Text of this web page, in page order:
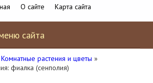
О сайте Карта сайта
сайта
Комнатные растения и цветы »
фиалка (сенполия)